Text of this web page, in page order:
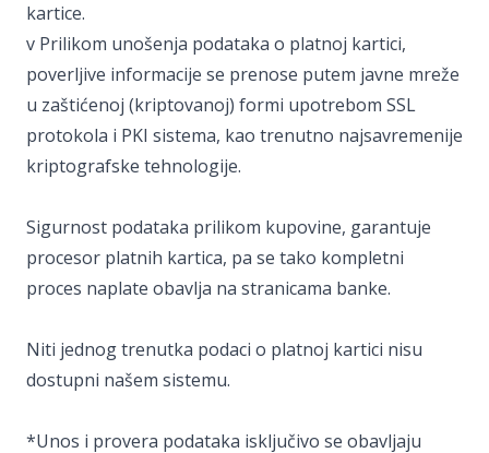
kartice.
v Prilikom unošenja podataka o platnoj kartici,
poverljive informacije se prenose putem javne mreže
u zaštićenoj (kriptovanoj) formi upotrebom SSL
protokola i PKI sistema, kao trenutno najsavremenije
kriptografske tehnologije.
Sigurnost podataka prilikom kupovine, garantuje
procesor platnih kartica, pa se tako kompletni
proces naplate obavlja na stranicama banke.
Niti jednog trenutka podaci o platnoj kartici nisu
dostupni našem sistemu.
*Unos i provera podataka isključivo se obavljaju